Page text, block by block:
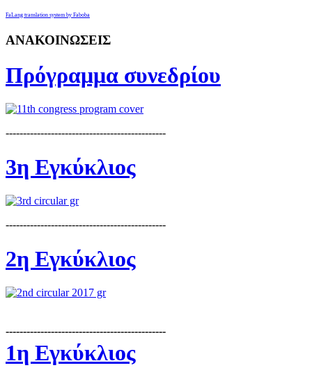
FaLang translation system by Faboba
ΑΝΑΚΟΙΝΩΣΕΙΣ
Πρόγραμμα συνεδρίου
----------------------------------------------
3η Εγκύκλιος
----------------------------------------------
2η Εγκύκλιος
----------------------------------------------
1η Εγκύκλιος